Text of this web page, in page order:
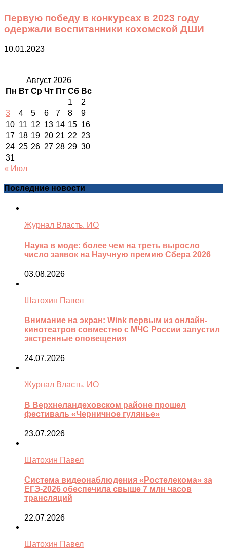
Первую победу в конкурсах в 2023 году
одержали воспитанники кохомской ДШИ
10.01.2023
Август 2026
Пн Вт Ср Чт Пт Сб Вс
1
2
3
4 5 6 7 8
9
10 11 12 13 14 15 16
17 18 19 20 21 22 23
24 25 26 27 28 29 30
31
« Июл
Последние новости
Журнал Власть. ИО
Наука в моде: более чем на треть выросло
число заявок на Научную премию Сбера 2026
03.08.2026
Шатохин Павел
Внимание на экран: Wink первым из онлайн-
кинотеатров совместно с МЧС России запустил
экстренные оповещения
24.07.2026
Журнал Власть. ИО
В Верхнеландеховском районе прошел
фестиваль «Черничное гулянье»
23.07.2026
Шатохин Павел
Система видеонаблюдения «Ростелекома» за
ЕГЭ-2026 обеспечила свыше 7 млн часов
трансляций
22.07.2026
Шатохин Павел